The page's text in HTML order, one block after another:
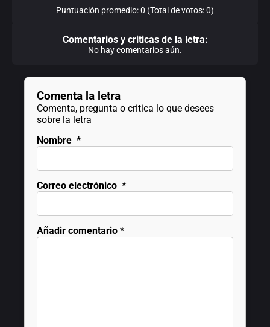
Puntuación promedio: 0 (Total de votos: 0)
Comentarios y criticas de la letra:
No hay comentarios aún.
Comenta la letra
Comenta, pregunta o critica lo que desees
sobre la letra
Nombre *
Correo electrónico *
Añadir comentario *